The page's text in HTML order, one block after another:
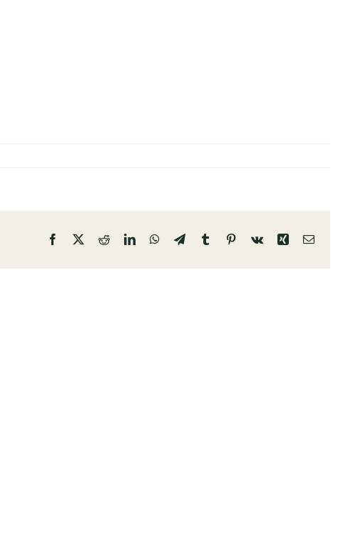
Facebook
X RedditLinkedInWhatsApp
TelegramTumblrPinterest
Vk Xing Email